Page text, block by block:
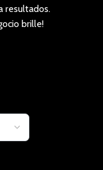
resultados.
brille!